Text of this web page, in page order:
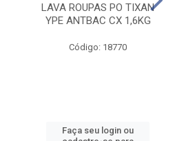
LAVA ROUPAS PO TIXAN
YPE ANTBAC CX 1,6KG
Código: 18770
Faça seu login ou